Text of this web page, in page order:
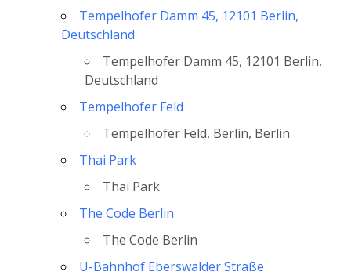
Tempelhofer Damm 45, 12101 Berlin,
Deutschland
Tempelhofer Damm 45, 12101 Berlin,
Deutschland
Tempelhofer Feld
Tempelhofer Feld, Berlin, Berlin
Thai Park
Thai Park
The Code Berlin
The Code Berlin
U-Bahnhof Eberswalder Straße